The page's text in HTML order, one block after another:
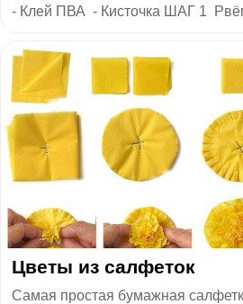
- Клей ПВА - Кисточка ШАГ 1
Цветы из салфеток
Самая простая бумажная